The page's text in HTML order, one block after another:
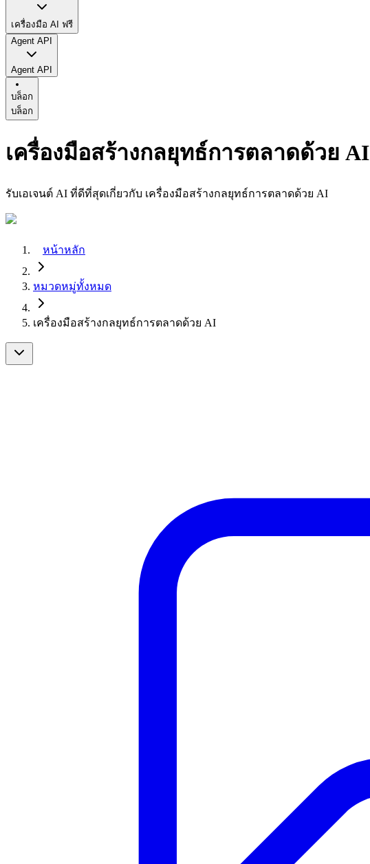
เครื่องมือ AI ฟรี
Agent API
Agent API
บล็อก
บล็อก
เครื่องมือสร้างกลยุทธ์การตลาดด้วย AI
รับเอเจนต์ AI ที่ดีที่สุดเกี่ยวกับ เครื่องมือสร้างกลยุทธ์การตลาดด้วย AI
หน้าหลัก
หมวดหมู่ทั้งหมด
เครื่องมือสร้างกลยุทธ์การตลาดด้วย AI